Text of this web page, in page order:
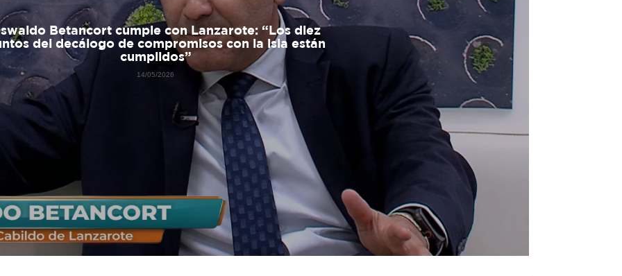
Betancort cumple con Lanzarote: “Los diez
del decálogo de compromisos con la isla están
cumplidos”
14/05/2026